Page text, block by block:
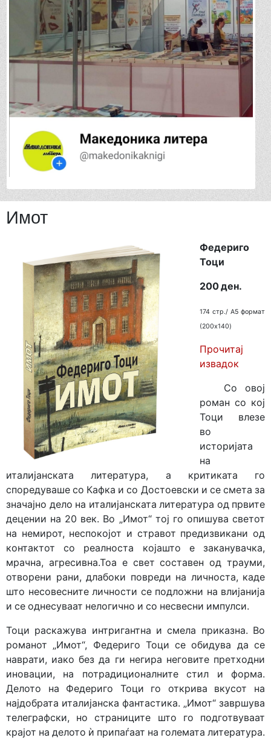
Имот
Федериго
Тоци
200 ден.
174 стр./ A5 формат
(200x140)
Прочитај
извадок
Со овој
роман со кој
Тоци влезе
во
историјата
на
италијанската литература, а критиката го
споредуваше со Кафка и со Достоевски и се смета за
значајно дело на италијанската литература од првите
децении на 20 век. Во „Имот“ тој го опишува светот
на немирот, неспокојот и стравот предизвикани од
контактот со реалноста којашто е заканувачка,
мрачна, агресивна.Тоа е свет составен од трауми,
отворени рани, длабоки повреди на личноста, каде
што несовесните личности се подложни на влијанија
и се однесуваат нелогично и со несвесни импулси.
Тоци раскажува интригантна и смела приказна. Во
романот „Имот“, Федериго Тоци се обидува да се
наврати, иако без да ги негира неговите претходни
иновации, на потрадиционалните стил и форма.
Делото на Федериго Тоци го открива вкусот на
најдобрата италијанска фантастика. „Имот“ завршува
телеграфски, но страниците што го подготвуваат
крајот на делото ѝ припаѓаат на големата литература.